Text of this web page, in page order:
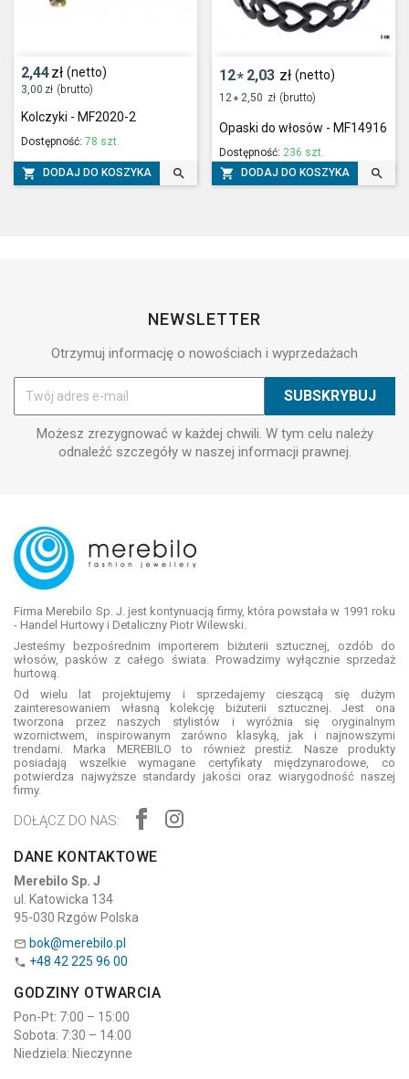
2,44zł (netto)
3,00 zł (brutto)
Kolczyki - MF2020-2
Dostępność: 78 szt.
 DODAJ DO KOSZYKA 
12* 2,03 zł (netto)
12 * 2,50 zł (brutto)
Opaski do włosów - MF14916
Dostępność: 236 szt.
 DODAJ DO KOSZYKA 
NEWSLETTER
Otrzymuj informację o nowościach i wyprzedażach
Możesz zrezygnować w każdej chwili. W tym celu należy
odnaleźć szczegóły w naszej informacji prawnej.
Firma Merebilo Sp. J. jest kontynuacją firmy, która powstała w 1991 roku
- Handel Hurtowy i Detaliczny Piotr Wilewski.
Jesteśmy bezpośrednim importerem biżuterii sztucznej, ozdób do
włosów, pasków z całego świata. Prowadzimy wyłącznie sprzedaż
hurtową.
Od wielu lat projektujemy i sprzedajemy cieszącą się dużym
zainteresowaniem własną kolekcję biżuterii sztucznej. Jest ona
tworzona przez naszych stylistów i wyróżnia się oryginalnym
wzornictwem, inspirowanym zarówno klasyką, jak i najnowszymi
trendami. Marka MEREBILO to również prestiż. Nasze produkty
posiadają wszelkie wymagane certyfikaty międzynarodowe, co
potwierdza najwyższe standardy jakości oraz wiarygodność naszej
firmy.
DOŁĄCZ DO NAS:
DANE KONTAKTOWE
Merebilo Sp. J
ul. Katowicka 134
95-030 Rzgów Polska
 bok@merebilo.pl
 +48 42 225 96 00
GODZINY OTWARCIA
Pon-Pt: 7:00 – 15:00
Sobota: 7:30 – 14:00
Niedziela: Nieczynne